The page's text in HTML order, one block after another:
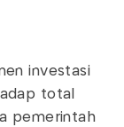
investasi
total
pemerintah